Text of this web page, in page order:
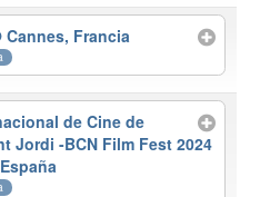
Cannes, Francia
de Cine de
Jordi -BCN Film Fest 2024